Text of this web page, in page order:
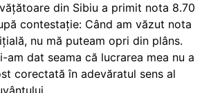
din Sibiu a primit nota 8.70
contestație: Când am văzut nota
nu mă puteam opri din plâns.
am dat seama că lucrarea mea nu a
corectată în adevăratul sens al